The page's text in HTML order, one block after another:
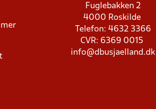
Fuglebakken 2
4000 Roskilde
Telefon: 4632 3366
CVR: 6369 0015
info@dbusjaelland.dk